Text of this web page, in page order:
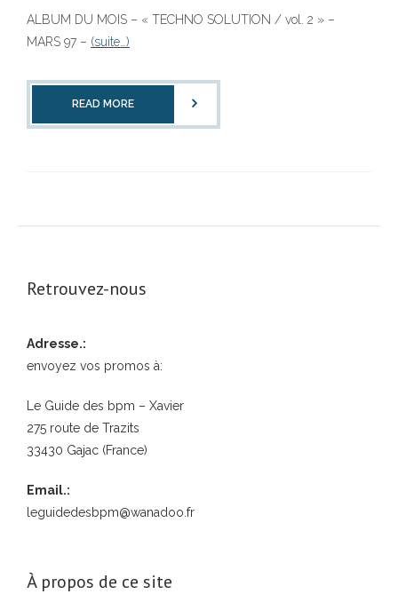
ALBUM DU MOIS – « TECHNO SOLUTION / vol. 2 » –
MARS 97 – (suite…)
READ MORE
Retrouvez-nous
Adresse.:
envoyez vos promos à:
Le Guide des bpm – Xavier
275 route de Trazits
33430 Gajac (France)
Email.:
leguidedesbpm@wanadoo.fr
À propos de ce site